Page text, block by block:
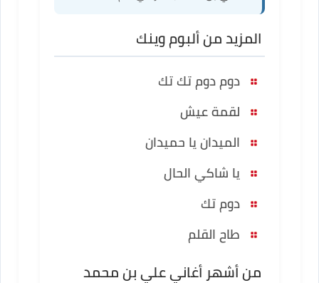
المزيد من ألبوم وينك
دوم دوم تك تك
لقمة عيش
الميدان يا حميدان
يا شاكي الحال
دوم تك
طاح القلم
من أشهر أغاني علي بن محمد